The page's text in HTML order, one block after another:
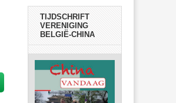
TIJDSCHRIFT
VERENIGING
BELGIË-CHINA